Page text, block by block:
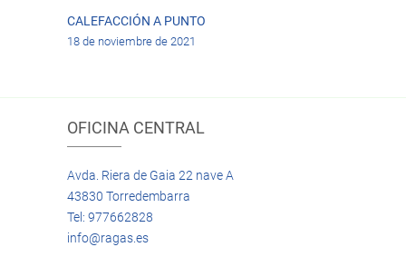
CALEFACCIÓN A PUNTO
18 de noviembre de 2021
OFICINA CENTRAL
Avda. Riera de Gaia 22 nave A
43830 Torredembarra
Tel: 977662828
info@ragas.es